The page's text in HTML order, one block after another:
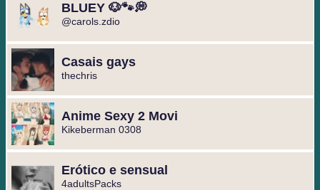
BLUEY 🐶🐾💭
@carols.zdio
Casais gays
thechris
Anime Sexy 2 Movi
Kikeberman 0308
Erótico e sensual
4adultsPacks